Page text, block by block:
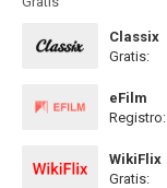
Classix
Gratis:
eFilm
Registro:
WikiFlix
Gratis: